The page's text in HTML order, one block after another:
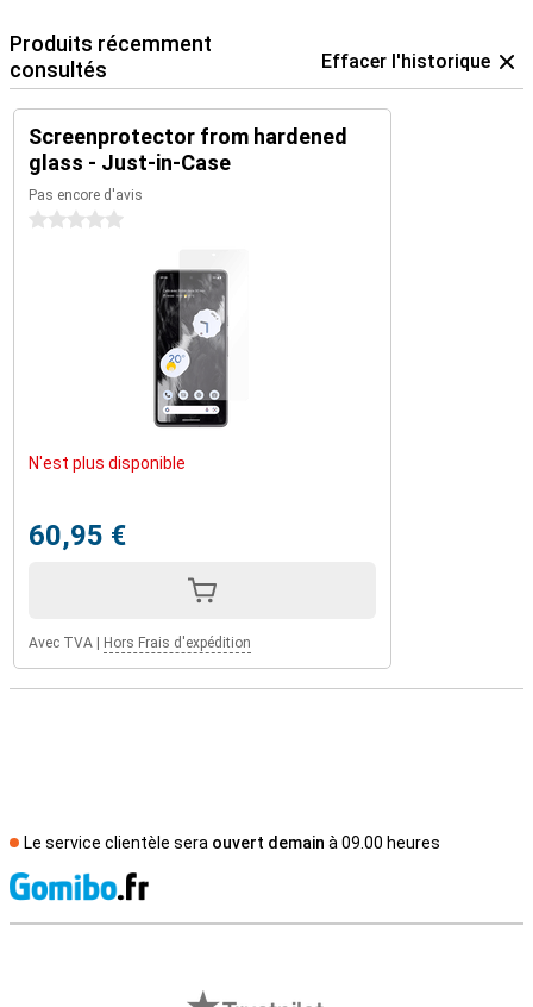
Produits récemment
consultés
Effacer l'historique
Screenprotector from hardened
glass - Just-in-Case
Pas encore d'avis
0 étoiles
N'est plus disponible
60,95 €
Avec TVA Hors Frais d'expédition
Le service clientèle sera ouvert demain à 09.00 heures